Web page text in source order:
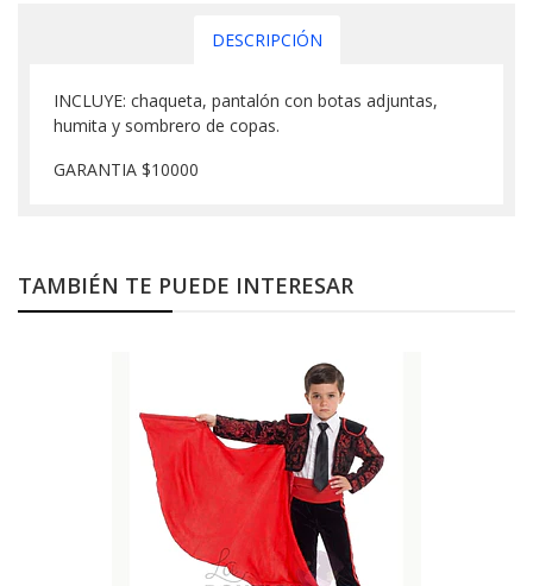
DESCRIPCIÓN
INCLUYE: chaqueta, pantalón con botas adjuntas,
humita y sombrero de copas.
GARANTIA $10000
TAMBIÉN TE PUEDE INTERESAR